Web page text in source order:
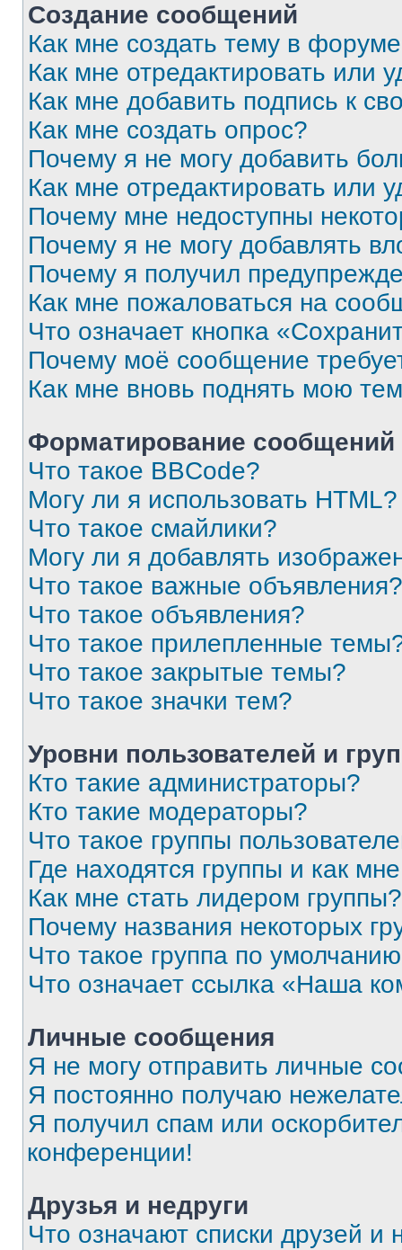
Создание сообщений
Как мне создать тему в
Как мне отредактировать или
Как мне добавить подпись к
Как мне создать опрос?
Почему я не могу добавить
Как мне отредактировать или
Почему мне недоступны
Почему я не могу добавлять
Почему я получил
Как мне пожаловаться на
Что означает кнопка
Почему моё сообщение
Как мне вновь поднять мою
Форматирование
Что такое BBCode?
Могу ли я использовать HTML?
Что такое смайлики?
Могу ли я добавлять
Что такое важные объявления?
Что такое объявления?
Что такое прилепленные
Что такое закрытые темы?
Что такое значки тем?
Уровни пользователей и
Кто такие администраторы?
Кто такие модераторы?
Что такое группы
Где находятся группы и как
Как мне стать лидером группы?
Почему названия некоторых
Что такое группа по
Что означает ссылка «Наша
Личные сообщения
Я не могу отправить личные
Я постоянно получаю
Я получил спам или
конференции!
Друзья и недруги
Что означают списки друзей и